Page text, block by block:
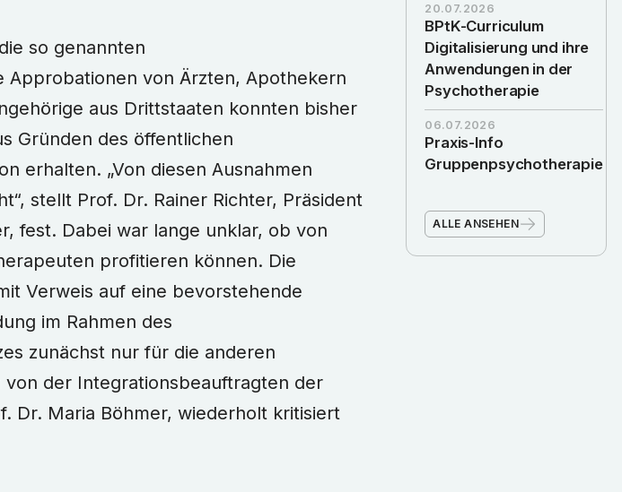
so genannten
von Ärzten, Apothekern
aus Drittstaaten konnten bisher
Gründen des öffentlichen
erhalten. „Von diesen Ausnahmen
stellt Prof. Dr. Rainer Richter, Präsident
fest. Dabei war lange unklar, ob von
profitieren können. Die
Verweis auf eine bevorstehende
im Rahmen des
zunächst nur für die anderen
der Integrationsbeauftragten der
Dr. Maria Böhmer, wiederholt kritisiert
20.07.2026
BPtK-Curriculum
Digitalisierung und ihre
Anwendungen in der
Psychotherapie
06.07.2026
Praxis-Info
Gruppenpsychotherapie
ALLE ANSEHEN